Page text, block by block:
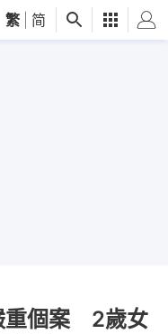
繁 简
重個案 2歲女